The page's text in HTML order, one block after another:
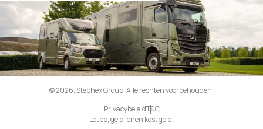
© 2026, Stephex Group. Alle rechten voorbehouden.
PrivacybeleidT&C
Let op, geld lenen kost geld.